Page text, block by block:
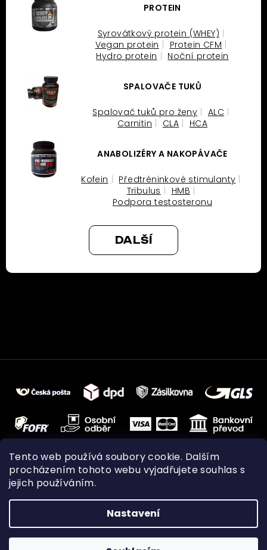
Tento web používá soubory cookie. Dalším
procházením tohoto webu vyjadřujete souhlas s
jejich používáním.
Nastavení
PROTEIN
Syrovátkový protein (WHEY)
Vegan protein
Protein CFM
Hydro protein
Noční protein
SPALOVAČE TUKŮ
Spalovač tuků pro ženy
ALC
Carnitin
CLA HCA
ANABOLIZÉRY A NAKOPÁVAČE
Kofein
Předtréninkové stimulanty
Tribulus
HMB
Podpora testosteronu
DALŠÍ
Vytvořil Shoptet